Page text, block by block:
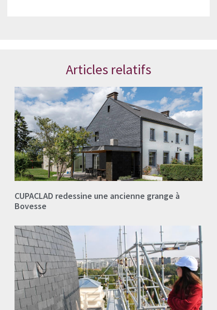
Articles relatifs
CUPACLAD redessine une ancienne grange à
Bovesse